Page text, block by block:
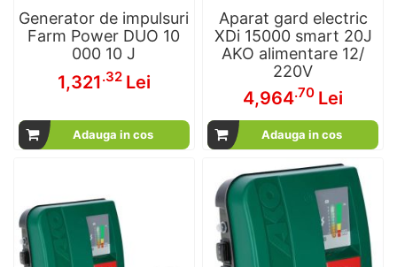
Generator de impulsuri
Farm Power DUO 10
000 10 J
1,321.32 Lei
Adauga in cos
Aparat gard electric
XDi 15000 smart 20J
AKO alimentare 12/
220V
4,964.70 Lei
Adauga in cos